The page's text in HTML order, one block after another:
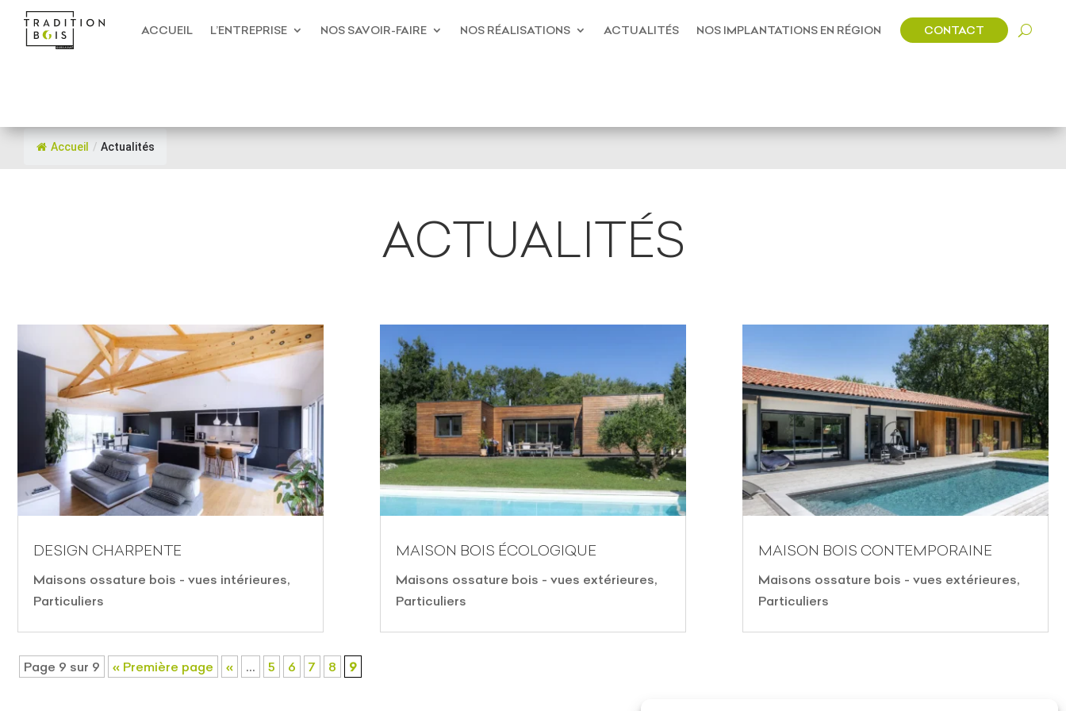
ACCUEIL L’ENTREPRISE NOS SAVOIR-FAIRE NOS RÉALISATIONS ACTUALITÉS NOS IMPLANTATIONS EN RÉGION CONTACT
Accueil / Actualités
ACTUALITÉS
DESIGN CHARPENTE
Maisons ossature bois - vues intérieures,
Particuliers
MAISON BOIS ÉCOLOGIQUE
Maisons ossature bois - vues extérieures,
Particuliers
MAISON BOIS CONTEMPORAINE
Maisons ossature bois - vues extérieures,
Particuliers
Page 9 sur 9 « Première page « … 5 6 7 8 9